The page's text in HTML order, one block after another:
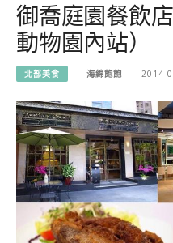
御喬庭園餐飲
動物園內站）
北部美食 海綿飽飽 2014-